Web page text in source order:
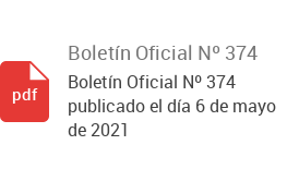
Boletín Oficial Nº 374
Boletín Oficial Nº 374
publicado el día 6 de mayo
de 2021
pdf